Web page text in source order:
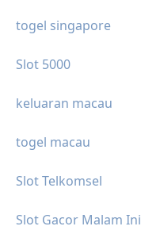
togel singapore
Slot 5000
keluaran macau
togel macau
Slot Telkomsel
Slot Gacor Malam Ini